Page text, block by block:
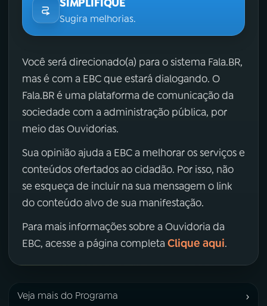
SIMPLIFIQUE
Sugira melhorias.
Você será direcionado(a) para o sistema Fala.BR,
mas é com a EBC que estará dialogando. O
Fala.BR é uma plataforma de comunicação da
sociedade com a administração pública, por
meio das Ouvidorias.
Sua opinião ajuda a EBC a melhorar os serviços e
conteúdos ofertados ao cidadão. Por isso, não
se esqueça de incluir na sua mensagem o link
do conteúdo alvo de sua manifestação.
Para mais informações sobre a Ouvidoria da
EBC, acesse a página completa Clique aqui.
Veja mais do Programa ›